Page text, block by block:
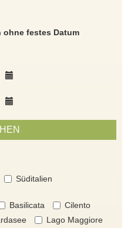
ohne festes Datum
Süditalien
Basilicata
Cilento
Lago Maggiore